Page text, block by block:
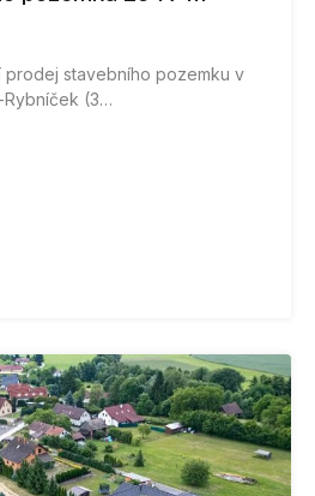
prodej stavebního pozemku v
Rybníček (3…